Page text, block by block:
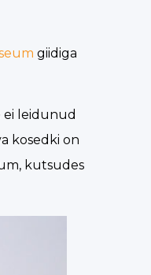
giidiga
leidunud
kosedki on
kutsudes